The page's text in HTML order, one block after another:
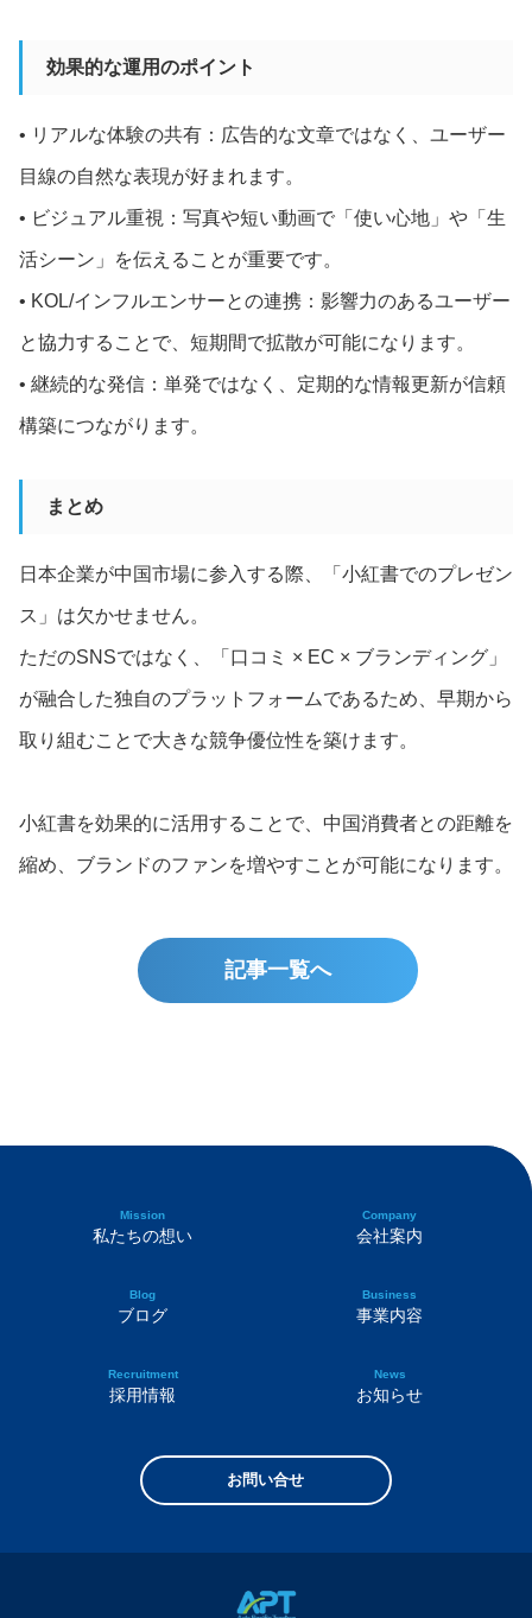
効果的な運用のポイント
• リアルな体験の共有：広告的な文章ではなく、ユーザー
目線の自然な表現が好まれます。
• ビジュアル重視：写真や短い動画で「使い心地」や「生
活シーン」を伝えることが重要です。
• KOL/インフルエンサーとの連携：影響力のあるユーザー
と協力することで、短期間で拡散が可能になります。
• 継続的な発信：単発ではなく、定期的な情報更新が信頼
構築につながります。
まとめ
日本企業が中国市場に参入する際、「小紅書でのプレゼン
ス」は欠かせません。
ただのSNSではなく、「口コミ × EC × ブランディング」
が融合した独自のプラットフォームであるため、早期から
取り組むことで大きな競争優位性を築けます。
小紅書を効果的に活用することで、中国消費者との距離を
縮め、ブランドのファンを増やすことが可能になります。
記事一覧へ
Mission
私たちの想い
Company
会社案内
Blog
ブログ
Business
事業内容
Recruitment
採用情報
News
お知らせ
お問い合せ